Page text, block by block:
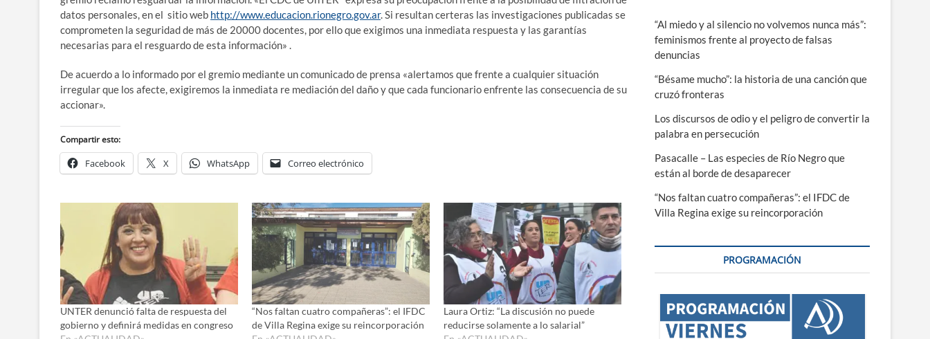
datos personales, en el sitio web http://www.educacion.rionegro.gov.ar. Si resultan certeras las investigaciones publicadas se
comprometen la seguridad de más de 20000 docentes, por ello que exigimos una inmediata respuesta y las garantías
necesarias para el resguardo de esta información» .
De acuerdo a lo informado por el gremio mediante un comunicado de prensa «alertamos que frente a cualquier situación
irregular que los afecte, exigiremos la inmediata re mediación del daño y que cada funcionario enfrente las consecuencia de su
accionar».
Compartir esto:
Facebook X WhatsApp Correo electrónico
UNTER denunció falta de respuesta del
gobierno y definirá medidas en congreso
“Nos faltan cuatro compañeras”: el IFDC
de Villa Regina exige su reincorporación
Laura Ortiz: “La discusión no puede
reducirse solamente a lo salarial”
“Al miedo y al silencio no volvemos nunca más”:
feminismos frente al proyecto de falsas
denuncias
“Bésame mucho”: la historia de una canción que
cruzó fronteras
Los discursos de odio y el peligro de convertir la
palabra en persecución
Pasacalle – Las especies de Río Negro que
están al borde de desaparecer
“Nos faltan cuatro compañeras”: el IFDC de
Villa Regina exige su reincorporación
PROGRAMACIÓN